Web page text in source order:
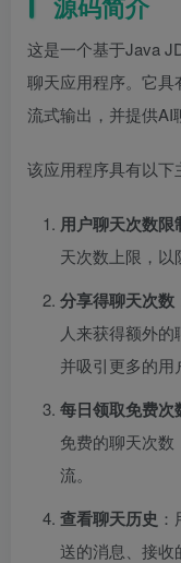
这是一个基于Java
聊天应用程序。它具
流式输出，并提供AI
该应用程序具有以下
用户聊天次数限
天次数上限，以
分享得聊天次数
人来获得额外
并吸引更多的用
每日领取免费次
免费的聊天次
流。
查看聊天历史
送的消息、接收